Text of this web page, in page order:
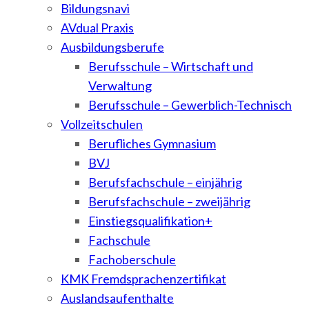
Bildungsnavi
AVdual Praxis
Ausbildungsberufe
Berufsschule – Wirtschaft und
Verwaltung
Berufsschule – Gewerblich-Technisch
Vollzeitschulen
Berufliches Gymnasium
BVJ
Berufsfachschule – einjährig
Berufsfachschule – zweijährig
Einstiegsqualifikation+
Fachschule
Fachoberschule
KMK Fremdsprachenzertifikat
Auslandsaufenthalte